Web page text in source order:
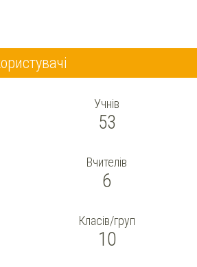
Учнів
53
Вчителів
6
Класів/груп
10